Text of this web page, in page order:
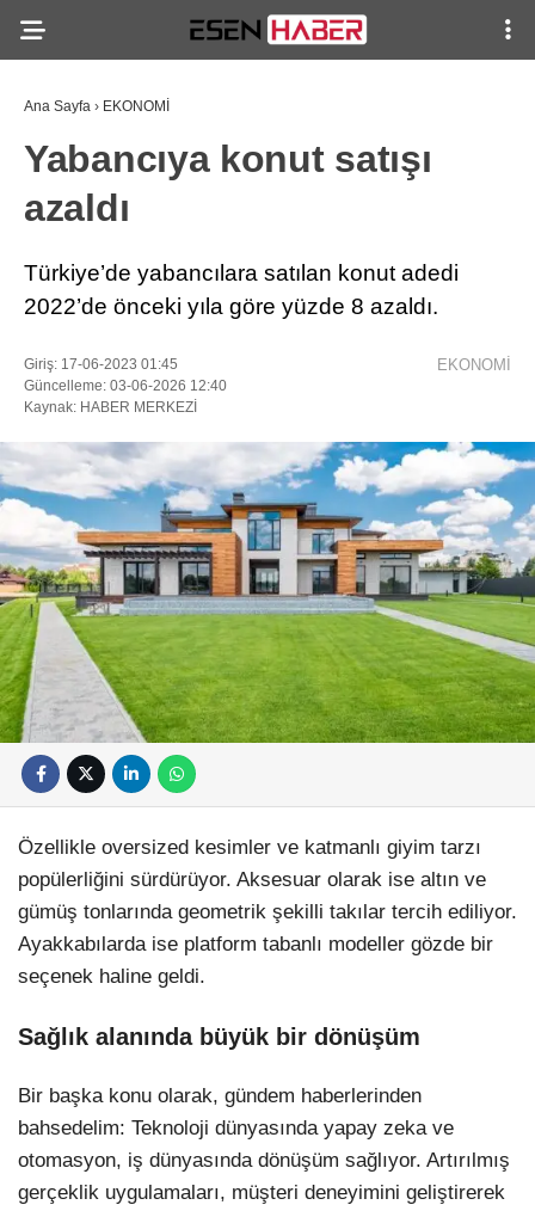
Ana Sayfa › EKONOMİ
Yabancıya konut satışı
azaldı
Türkiye’de yabancılara satılan konut adedi
2022’de önceki yıla göre yüzde 8 azaldı.
Giriş: 17-06-2023 01:45
Güncelleme: 03-06-2026 12:40
Kaynak: HABER MERKEZİ
EKONOMİ
Özellikle oversized kesimler ve katmanlı giyim tarzı
popülerliğini sürdürüyor. Aksesuar olarak ise altın ve
gümüş tonlarında geometrik şekilli takılar tercih ediliyor.
Ayakkabılarda ise platform tabanlı modeller gözde bir
seçenek haline geldi.
Sağlık alanında büyük bir dönüşüm
Bir başka konu olarak, gündem haberlerinden
bahsedelim: Teknoloji dünyasında yapay zeka ve
otomasyon, iş dünyasında dönüşüm sağlıyor. Artırılmış
gerçeklik uygulamaları, müşteri deneyimini geliştirerek